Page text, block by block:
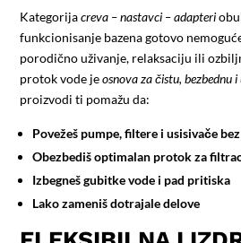
Kategorijacreva – nastavci – adapteri
funkcionisanje bazena gotovo
porodično uživanje, relaksaciju ili
protok vode jeosnova za čistu, bezbednu
proizvodi ti pomažu da:
Povežeš pumpe, filtere i usisivače
Obezbediš optimalan protok za
Izbegneš gubitke vode i pad pritiska
Lako zameniš dotrajale delove